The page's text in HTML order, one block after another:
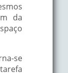
da
se